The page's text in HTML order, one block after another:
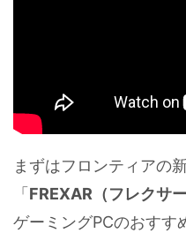
まずはフロンティアの
「 FREXAR（フレクサー
ゲーミングPCのおすす